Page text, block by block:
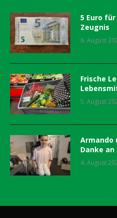
5 Euro
Zeugnis
6. August
Frische
5. August
Armando
Danke
4. August